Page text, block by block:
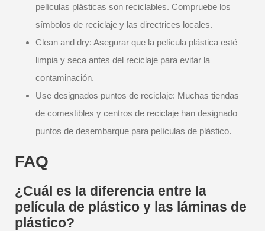
películas plásticas son reciclables. Compruebe los
símbolos de reciclaje y las directrices locales.
Clean and dry: Asegurar que la película plástica esté
limpia y seca antes del reciclaje para evitar la
contaminación.
Use designados puntos de reciclaje: Muchas tiendas
de comestibles y centros de reciclaje han designado
puntos de desembarque para películas de plástico.
FAQ
¿Cuál es la diferencia entre la
película de plástico y las láminas de
plástico?